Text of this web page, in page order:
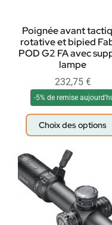
Poignée avant
rotative et bipied
POD G2 FA avec
lampe
232,75 €
-5% de remise
Choix des options